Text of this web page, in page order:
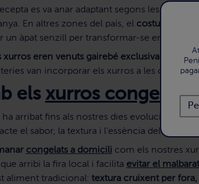
es va anar adaptant segons les regions.
En altres zones del país, el costum
un àpat senzill per transformar-se en una
xurros eren venuts gairebé exclusivament en
van incorporar els xurros a les cartes
els xurros congelats
ha arribat fins als nostres dies evolucionant
el sabor, la textura i l'essència del lloc
congelats a domicili com els nostres
arribi la fira local i facilita evitar el
aliment tradicional: textura cruixent per